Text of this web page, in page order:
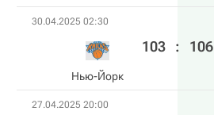
30.04.2025 02:30
Нью-Йорк
103 : 106
27.04.2025 20:00